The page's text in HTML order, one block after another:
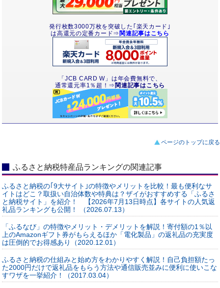
発行枚数3000万枚を突破した｢楽天カード｣
は高還元の定番カード⇒ 関連記事はこちら
「JCB CARD W」は年会費無料で、
通常還元率1％超！⇒ 関連記事はこちら
ページのトップに戻る
ふるさと納税特産品ランキングの関連記事
ふるさと納税の｢9大サイト｣の特徴やメリットを比較！最も便利なサ
イトはどこ？取扱い自治体数や特典は？ザイがおすすめする「ふるさ
と納税サイト」を紹介！ 【2026年7月13日時点】各サイトの人気返
礼品ランキングも公開！ （2026.07.13）
「ふるなび」の特徴やメリット・デメリットを解説！寄付額の1％以
上のAmazonギフト券がもらえるほか「電化製品」の返礼品の充実度
は圧倒的でお得感あり（2020.12.01）
ふるさと納税の仕組みと始め方をわかりやすく解説！自己負担額たっ
た2000円だけで返礼品をもらう方法や通信販売並みに便利に使いこな
すワザを一挙紹介！（2017.03.04）